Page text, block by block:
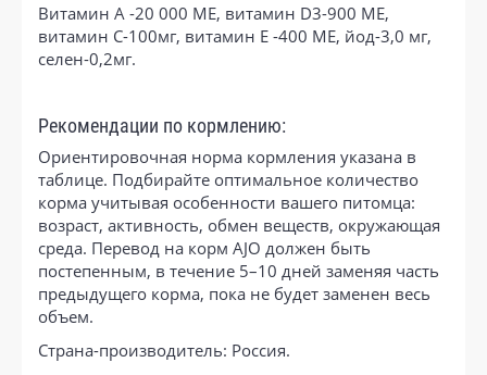
Витамин А -20 000 МЕ, витамин D3-900 МЕ,
витамин С-100мг, витамин Е -400 МЕ, йод-3,0 мг,
селен-0,2мг.
Рекомендации по кормлению:
Ориентировочная норма кормления указана в
таблице. Подбирайте оптимальное количество
корма учитывая особенности вашего питомца:
возраст, активность, обмен веществ, окружающая
среда. Перевод на корм AJO должен быть
постепенным, в течение 5–10 дней заменяя часть
предыдущего корма, пока не будет заменен весь
объем.
Страна-производитель: Россия.